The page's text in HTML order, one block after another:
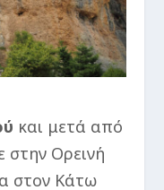
και μετά από
στην Ορεινή
στον Κάτω